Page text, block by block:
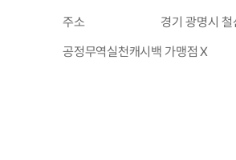
주소
경기 광명시
공정무역실천캐시백 가맹점 X